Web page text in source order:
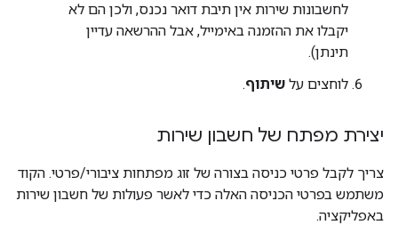
לחשבונות שירות אין תיבת דואר נכנס, ולכן הם לא
יקבלו את ההזמנה באימייל, אבל ההרשאה עדיין
תינתן).
לוחצים על שיתוף.
יצירת מפתח של חשבון שירות
צריך לקבל פרטי כניסה בצורה של זוג מפתחות ציבורי/פרטי. הקוד
משתמש בפרטי הכניסה האלה כדי לאשר פעולות של חשבון שירות
באפליקציה.